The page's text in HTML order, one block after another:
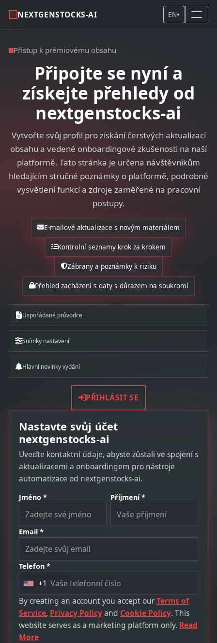
NEXTGENSTOCKS-AI EN▾
Přístup k prémiovému obsahu
Připojte se nyní a
získejte přehledy od
nextgenstocks-ai
Vytvořte svůj profil pro získání čerstvých aktualizací
obsahu a vedené onboardingové zkušenosti na naší
platformě. Tato stránka je určena návštěvníkům
hledajícím stručné poznámky o platformě, podrobné
vysvětlení funkcí a zdroje zaměřené na pracovní
postupy.
E-mailové aktualizace s novým materiálem
Kontrolní seznamy krok za krokem
Zábrany a poznámky k riziku
Přehled zacházení s daty s důrazem na soukromí
Uspořádané průvodce
Snímky nastavení
Hlavní novinky vydání
PŘIHLÁSIT SE
Nastavte svůj účet
nextgenstocks-ai
Uveďte kontaktní údaje, abyste zůstali ve spojení s
aktualizacemi a onboardingem pro nástroje
automatizace od nextgenstocks-ai.
Jméno * Příjmení *
Email *
Telefon *
U
n
i
t
e
+1
By creating an account you accept ourTerms of
Service, Privacy Policyand Cookie Policy. This
website serves as a marketing platform only. Read
More